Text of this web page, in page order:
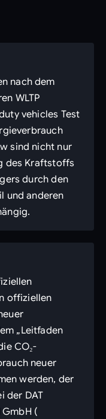
nach dem
WLTP
vehicles Test
sind nicht nur
des Kraftstoffs
durch den
und anderen
offiziellen
„Leitfaden
CO₂-
neuer
werden, der
der DAT
(